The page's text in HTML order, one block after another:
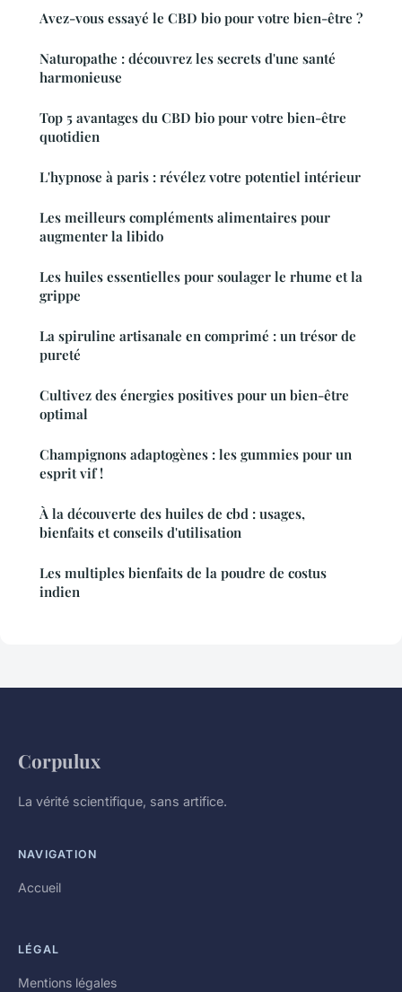
Avez-vous essayé le CBD bio pour votre bien-être ?
Naturopathe : découvrez les secrets d'une santé
harmonieuse
Top 5 avantages du CBD bio pour votre bien-être
quotidien
L'hypnose à paris : révélez votre potentiel intérieur
Les meilleurs compléments alimentaires pour
augmenter la libido
Les huiles essentielles pour soulager le rhume et la
grippe
La spiruline artisanale en comprimé : un trésor de
pureté
Cultivez des énergies positives pour un bien-être
optimal
Champignons adaptogènes : les gummies pour un
esprit vif !
À la découverte des huiles de cbd : usages,
bienfaits et conseils d'utilisation
Les multiples bienfaits de la poudre de costus
indien
Corpulux
La vérité scientifique, sans artifice.
NAVIGATION
Accueil
LÉGAL
Mentions légales